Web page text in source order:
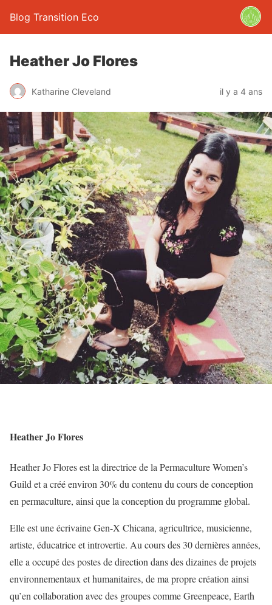
Blog Transition Eco
Heather Jo Flores
Katharine Cleveland il y a 4 ans
Heather Jo Flores
Heather Jo Flores est la directrice de la Permaculture Women’s
Guild et a créé environ 30% du contenu du cours de conception
en permaculture, ainsi que la conception du programme global.
Elle est une écrivaine Gen-X Chicana, agricultrice, musicienne,
artiste, éducatrice et introvertie. Au cours des 30 dernières années,
elle a occupé des postes de direction dans des dizaines de projets
environnementaux et humanitaires, de ma propre création ainsi
qu’en collaboration avec des groupes comme Greenpeace, Earth